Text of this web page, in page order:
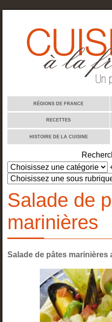
RÉGIONS DE FRANCE
RECETTES
HISTOIRE DE LA CUISINE
Salade de
marinières
Salade de pâtes marinières